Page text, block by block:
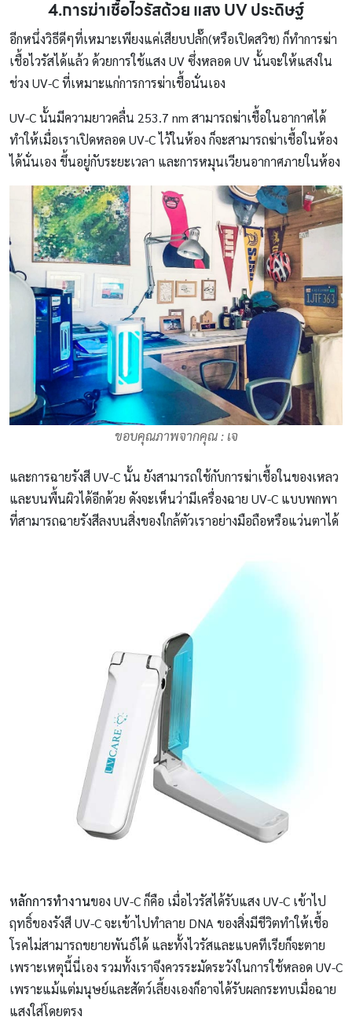
4.การฆ่าเชื้อไวรัสด้วย แสง UV ประดิษฐ์
อีกหนึ่งวิธีดีๆที่เหมาะเพียงแค่เสียบปลั๊ก(หรือเปิดสวิช) ก็ทำการฆ่า
เชื้อไวรัสได้แล้ว ด้วยการใช้แสง UV ซึ่งหลอด UV นั้นจะให้แสงใน
ช่วง UV-C ที่เหมาะแก่การการฆ่าเชื้อนั่นเอง
UV-C นั้นมีความยาวคลื่น 253.7 nm สามารถฆ่าเชื้อในอากาศได้
ทำให้เมื่อเราเปิดหลอด UV-C ไว้ในห้อง ก็จะสามารถฆ่าเชื้อในห้อง
ได้นั่นเอง ขึ้นอยู่กับระยะเวลา และการหมุนเวียนอากาศภายในห้อง
ขอบคุณภาพจากคุณ : เจ
และการฉายรังสี UV-C นั้น ยังสามารถใช้กับการฆ่าเชื้อในของเหลว
และบนพื้นผิวได้อีกด้วย ดังจะเห็นว่ามีเครื่องฉาย UV-C แบบพกพา
ที่สามารถฉายรังสีลงบนสิ่งของใกล้ตัวเราอย่างมือถือหรือแว่นตาได้
หลักการทำงานของ UV-C ก็คือ เมื่อไวรัสได้รับแสง UV-C เข้าไป
ฤทธิ์ของรังสี UV-C จะเข้าไปทำลาย DNA ของสิ่งมีชีวิตทำให้เชื้อ
โรคไม่สามารถขยายพันธ์ได้ และทั้งไวรัสและแบคทีเรียก็จะตาย
เพราะเหตุนี้นี่เอง รวมทั้งเราจึงควรระมัดระวังในการใช้หลอด UV-C
เพราะแม้แต่มนุษย์และสัตว์เลี้ยงเองก็อาจได้รับผลกระทบเมื่อฉาย
แสงใส่โดยตรง